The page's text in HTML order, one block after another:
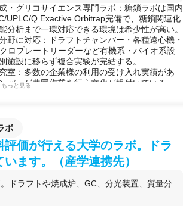
で活用できる
ーが接着剤やUV硬化樹脂などの有機材料を調
を扱えるドラフト環境を安全に利用できる
が自室のスペースを補完するために掛け持ち利
用が可能なため副業・兼務研究者にも対応でき
・グリコサイエンス専門ラボ：糖鎖ラボは国内
UPLC/Q Exactive Orbitrap完備で、糖鎖関連化
分析まで一環対応できる環境は希少性が高い。
野に対応：ドラフトチャンバー・各種遠心機・
ロプレートリーダーなど有機系・バイオ系設
施設に移らず複合実験が完結する。
室：多数の企業様の利用の受け入れ実績があ
バーが共同作業を行う文化が根付いている。
・高分解能MS）
・プレートリーダー等）
価
究
測定（動的光散乱）
もっと見る
ボ
評価が行える大学のラボ。ドラ
ます。（産学連携先）
ドラフトや焼成炉、GC、分光装置、質量分